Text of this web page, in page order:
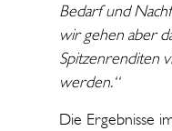
Bedarf und
wir gehen aber
Spitzenrenditen
werden.“
Die Ergebnisse